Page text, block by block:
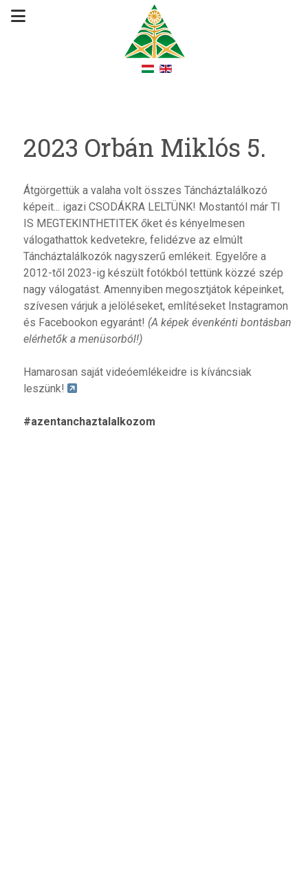
2023 Orbán Miklós 5.
Átgörgettük a valaha volt összes Táncháztalálkozó
képeit... igazi CSODÁKRA LELTÜNK! Mostantól már TI
IS MEGTEKINTHETITEK őket és kényelmesen
válogathattok kedvetekre, felidézve az elmúlt
Táncháztalálkozók nagyszerű emlékeit. Egyelőre a
2012-től 2023-ig készült fotókból tettünk közzé szép
nagy válogatást. Amennyiben megosztjátok képeinket,
szívesen várjuk a jelöléseket, említéseket Instagramon
és Facebookon egyaránt! (A képek évenkénti bontásban
elérhetők a menüsorból!)
Hamarosan saját videóemlékeidre is kíváncsiak
leszünk!
#azentanchaztalalkozom